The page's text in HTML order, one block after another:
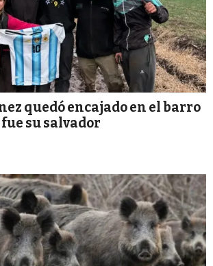
quedó encajado en el barro
su salvador